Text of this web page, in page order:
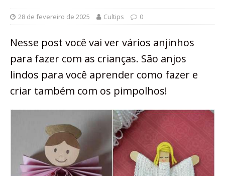
28 de fevereiro de 2025 Cultips 0
Nesse post você vai ver vários anjinhos
para fazer com as crianças. São anjos
lindos para você aprender como fazer e
criar também com os pimpolhos!